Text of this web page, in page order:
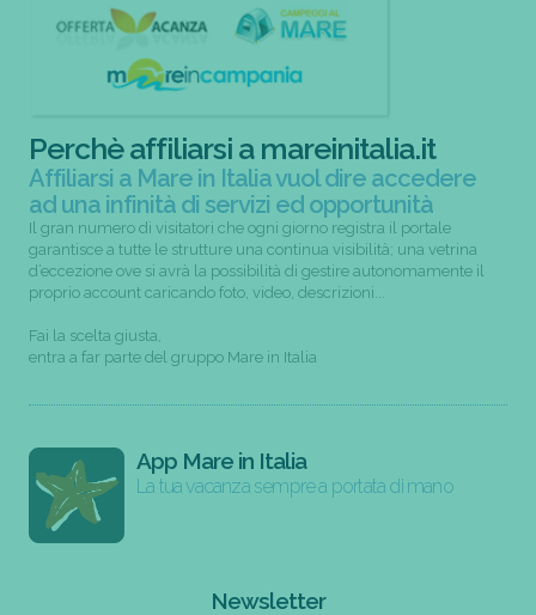
Perchè affiliarsi a mareinitalia.it
Affiliarsi a Mare in Italia vuol dire accedere
ad una infinità di servizi ed opportunità
Il gran numero di visitatori che ogni giorno registra il portale
garantisce a tutte le strutture una continua visibilità; una vetrina
d’eccezione ove si avrà la possibilità di gestire autonomamente il
proprio account caricando foto, video, descrizioni...
Fai la scelta giusta,
entra a far parte del gruppo Mare in Italia
App Mare in Italia
La tua vacanza sempre a portata di mano
Newsletter